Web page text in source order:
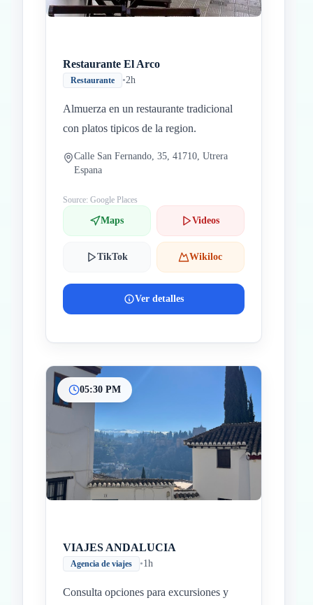
Restaurante El Arco
Restaurante •2h
Almuerza en un restaurante tradicional
con platos tipicos de la region.
Calle San Fernando, 35, 41710, Utrera
Espana
Source: Google Places
Maps Videos
TikTok Wikiloc
Ver detalles
05:30 PM
VIAJES ANDALUCIA
Agencia de viajes •1h
Consulta opciones para excursiones y